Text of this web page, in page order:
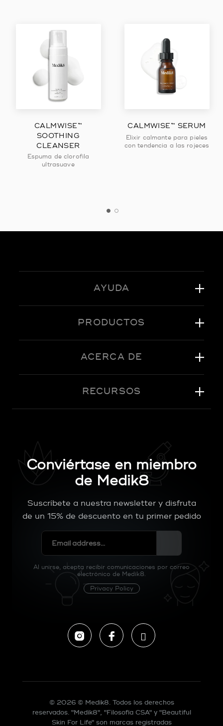
CALMWISE™
SOOTHING
CLEANSER
Espuma de clorofila
ultrasuave
CALMWISE™ SERUM
Elixir calmante para pieles
con tendencia a las rojeces
AYUDA
PRODUCTOS
ACERCA DE
RECURSOS
Conviértase en miembro
de Medik8
Suscríbete a nuestra newsletter y disfruta
de un 15% de descuento en tu primer pedido
Al unirse, acepta recibir comunicaciones por correo
electrónico de Medik8.
Privacy Policy
© 2026 © Medik8. Todos los derechos
reservados. "Medik8", "Filosofía CSA" y "Beautiful
Skin For Life" son marcas registradas
InstagramFacebookTiktok